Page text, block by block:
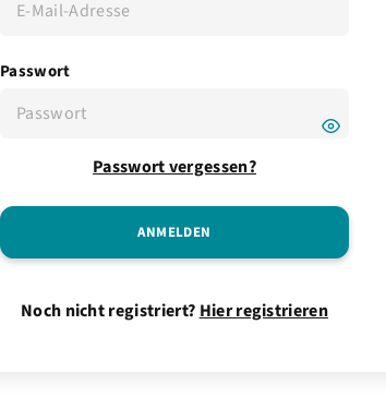
Passwort
Passwort vergessen?
Noch nicht registriert? Hier registrieren